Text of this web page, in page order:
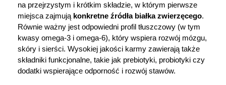
na przejrzystym i krótkim składzie, w którym pierwsze
miejsca zajmują konkretne źródła białka zwierzęcego.
Równie ważny jest odpowiedni profil tłuszczowy (w tym
kwasy omega-3 i omega-6), który wspiera rozwój mózgu,
skóry i sierści. Wysokiej jakości karmy zawierają także
składniki funkcjonalne, takie jak prebiotyki, probiotyki czy
dodatki wspierające odporność i rozwój stawów.